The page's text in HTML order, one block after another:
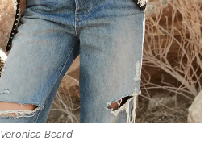
Veronica Beard